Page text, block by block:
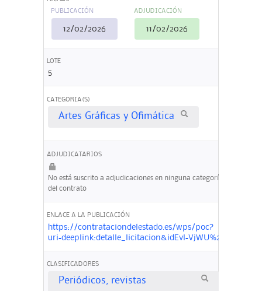
PUBLICACIÓN
12/02/2026
ADJUDICACIÓN
11/02/2026
LOTE
5
CATEGORIA(S)
Artes Gráficas y Ofimática
ADJUDICATARIOS
No está suscrito a adjudicaciones en ninguna categoría
del contrato
ENLACE A LA PUBLICACIÓN
https://contrataciondelestado.es/wps/poc?
CLASIFICADORES
Periódicos, revistas